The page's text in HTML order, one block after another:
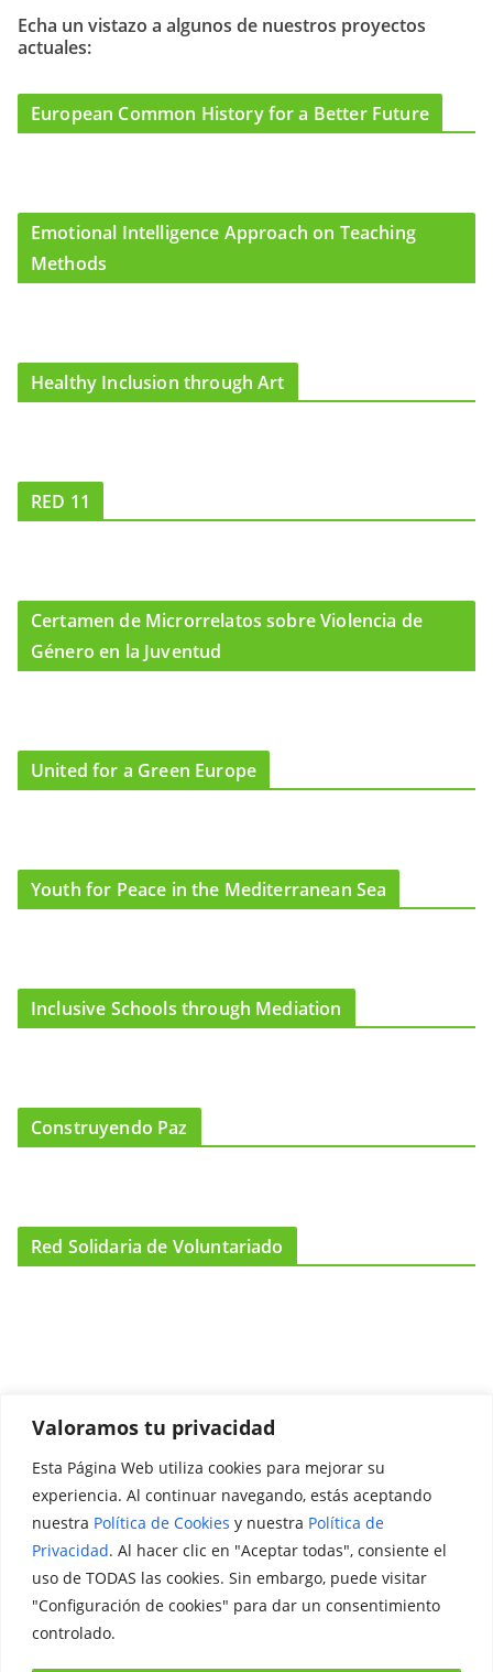
Valoramos tu privacidad
Esta Página Web utiliza cookies para mejorar su
experiencia. Al continuar navegando, estás aceptando
nuestra Política de Cookies y nuestra Política de
Privacidad. Al hacer clic en "Aceptar todas", consiente el
uso de TODAS las cookies. Sin embargo, puede visitar
"Configuración de cookies" para dar un consentimiento
controlado.
o
o
g
r
m
b
Echa un vistazo a algunos de nuestros proyectos
actuales:
European Common History for a Better Future
Emotional Intelligence Approach on Teaching
Methods
Healthy Inclusion through Art
RED 11
Certamen de Microrrelatos sobre Violencia de
Género en la Juventud
United for a Green Europe
Youth for Peace in the Mediterranean Sea
Inclusive Schools through Mediation
Construyendo Paz
Red Solidaria de Voluntariado
Promociónate
Legal
Aviso Legal
Política de Privacidad
Política de Cookies